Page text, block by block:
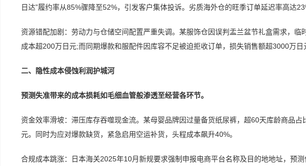
日达”履约率从85%骤降至52%，引发客户集体投诉。劣质海外仓的旺季订单延迟率高达
资源错配加剧：劳动力与仓储空间配置严重失调。某服饰仓因误判盂兰盆节礼盒需求，临
成本超200万日元;而同期爆款和服配件因库容不足被迫拒收订单，损失销售额超3000万日
二、隐性成本侵蚀利润护城河
预测失准带来的成本损耗如毛细血管般渗透至经营各环节。
资金效率滑坡：滞压库存吞噬现金流。某母婴品牌因过量备货纸尿裤，超60天库龄商品
元。同时为应对爆款缺货，紧急启用空运补货，头程成本飙升40%。
合规成本跳涨：日本海关2025年10月新规要求强制申报电商平台名称及目的地地址，预